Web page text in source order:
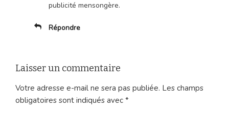
publicité mensongère.
Répondre
Laisser un commentaire
Votre adresse e-mail ne sera pas publiée. Les champs
obligatoires sont indiqués avec *